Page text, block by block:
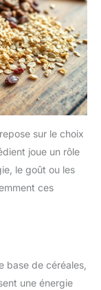
sur le choix
joue un rôle
le goût ou les
ces
base de céréales,
une énergie